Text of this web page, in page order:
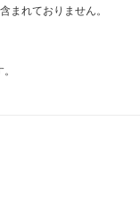
まれておりません。